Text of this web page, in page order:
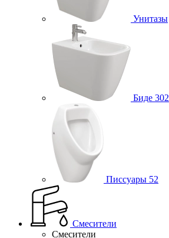
Унитазы
Биде 302
Писсуары 52
Смесители
Смесители